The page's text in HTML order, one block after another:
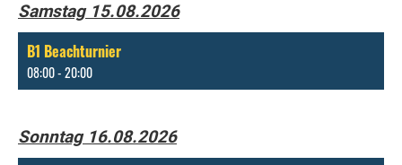
Samstag 15.08.2026
B1 Beachturnier
08:00 - 20:00
Sonntag 16.08.2026